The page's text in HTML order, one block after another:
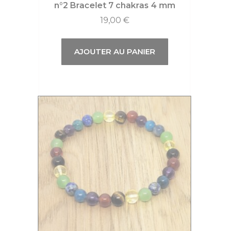
n°2 Bracelet 7 chakras 4 mm
19,00 €
AJOUTER AU PANIER